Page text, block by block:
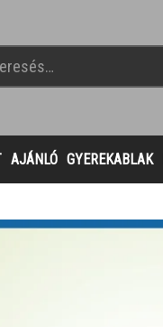
AJÁNLÓ GYEREKABLAK
| BAKI AttilaA
elemzését mutatta be